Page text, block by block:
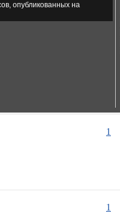
опубликованных на
1
1